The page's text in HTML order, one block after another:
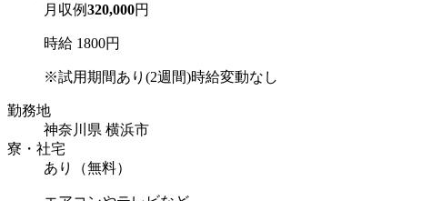
月収例320,000円
時給 1800円
※試用期間あり(2週間)時給変動なし
勤務地
神奈川県 横浜市
寮・社宅
あり（無料）